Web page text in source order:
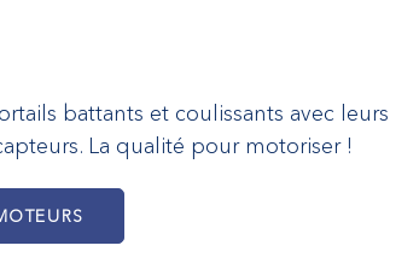
battants et coulissants avec leurs
La qualité pour motoriser !